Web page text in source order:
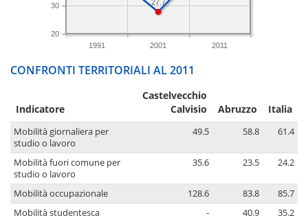
1991 2001 2011
20
30 27.7
CONFRONTI TERRITORIALI AL 2011
Indicatore
Castelvecchio
Calvisio
Abruzzo Italia
Mobilità giornaliera per
studio o lavoro
49.5 58.8 61.4
Mobilità fuori comune per
studio o lavoro
35.6 23.5 24.2
Mobilità occupazionale 128.6 83.8
85.7
Mobilità studentesca
- 40.9
35.2